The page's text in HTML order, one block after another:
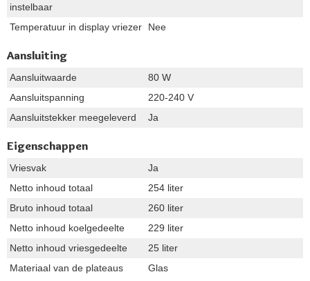
instelbaar
Temperatuur in display vriezer Nee
Aansluiting
Aansluitwaarde
80 W
Aansluitspanning
220-240 V
Aansluitstekker meegeleverd
Ja
Eigenschappen
Vriesvak
Ja
Netto inhoud totaal
254 liter
Bruto inhoud totaal
260 liter
Netto inhoud koelgedeelte
229 liter
Netto inhoud vriesgedeelte
25 liter
Materiaal van de plateaus
Glas